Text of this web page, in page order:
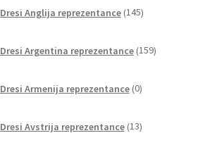
Dresi Anglija reprezentance 145izdelkov
Dresi Argentina reprezentance 159izdelkov
Dresi Armenija reprezentance 0izdelkov
Dresi Avstrija reprezentance 13izdelkov